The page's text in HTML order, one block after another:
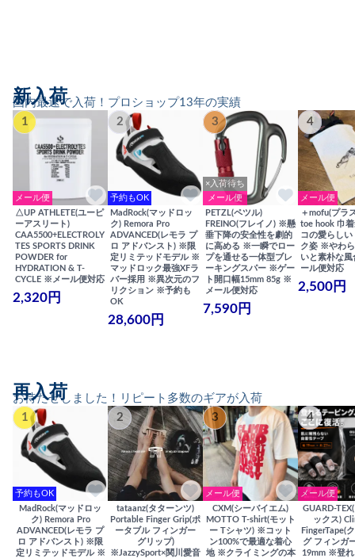
国内最速で入荷！プロショップ13年の実績
新入荷
1
メール便
△UP ATHLETE(ユーピ
ーアスリート)
CAA5500+ELECTROLY
TES SPORTS DRINK
POWDER for
HYDRATION & T-
CYCLE ※メール便対応
2,320円
2
予約もOK
MadRock(マッドロッ
ク) Remora Pro
ADVANCED(レモラ プ
ロ アドバンスト) ※限
定リミテッドモデル ※
マッドロック最強XFラ
バー採用 ※異次元のフ
リクション ※予約も
OK
28,600円
3
×入荷待ち
メール便
PETZL(ペツル)
FREINO(フレイノ) ※懸
垂下降の安全性を劇的
に高める ※一瞬でロー
プを通せる一体型ブレ
ーキングスパー ※ゲー
ト開口幅15mm 85g ※
メール便対応
7,590円
4
メール便
＋mofu(プラ
toe hook 巾
コの愛らしい
ク姿 ※やわ
いと素朴な
ール便対応
2,500円
お待たせしました！リピート多数のギアが入荷
再入荷
1
予約もOK
MadRock(マッドロッ
ク) Remora Pro
ADVANCED(レモラ プ
ロ アドバンスト) ※限
定リミテッドモデル ※
2
tataanz(タターンツ)
Portable Finger Grip(ポ
ータブル フィンガー
グリップ)
※JazzySport×関川愛音
3
メール便
CXM(シーバイエム)
MOTTO T-shirt(モット
ー Tシャツ) ※コット
ン100%で最適な着心
地 ※クライミングの本
4
メール便
GUARD-
ックス)
FingerTape(
グ フィンガ
19mm ※登れ